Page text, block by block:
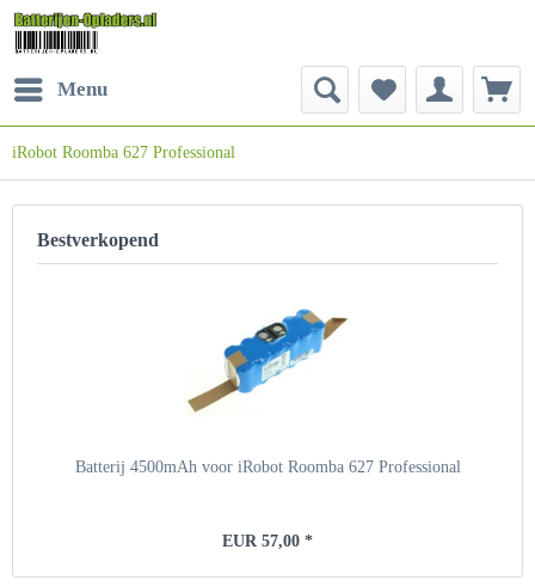
Menu
iRobot Roomba 627 Professional
Bestverkopend
Batterij 4500mAh voor iRobot Roomba 627 Professional
EUR 57,00 *